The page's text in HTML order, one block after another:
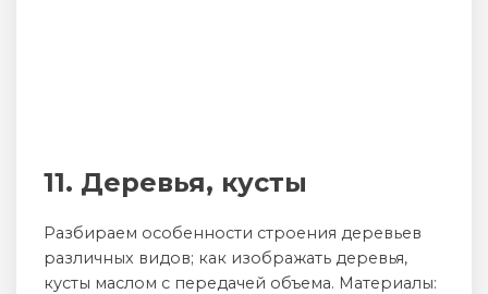
11. Деревья, кусты
Разбираем особенности строения деревьев
различных видов; как изображать деревья,
кусты маслом с передачей объема. Материалы: